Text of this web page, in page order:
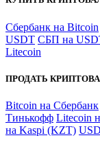
Сбербанк на Bitcoin
USDT СБП на
Litecoin
ПРОДАТЬ
Bitcoin на Сбербанк
Тинькофф Litecoin
на Kaspi (KZT)